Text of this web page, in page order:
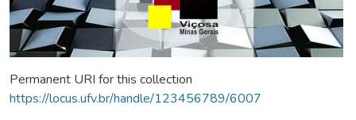
Permanent URI for this collection
https://locus.ufv.br/handle/123456789/6007